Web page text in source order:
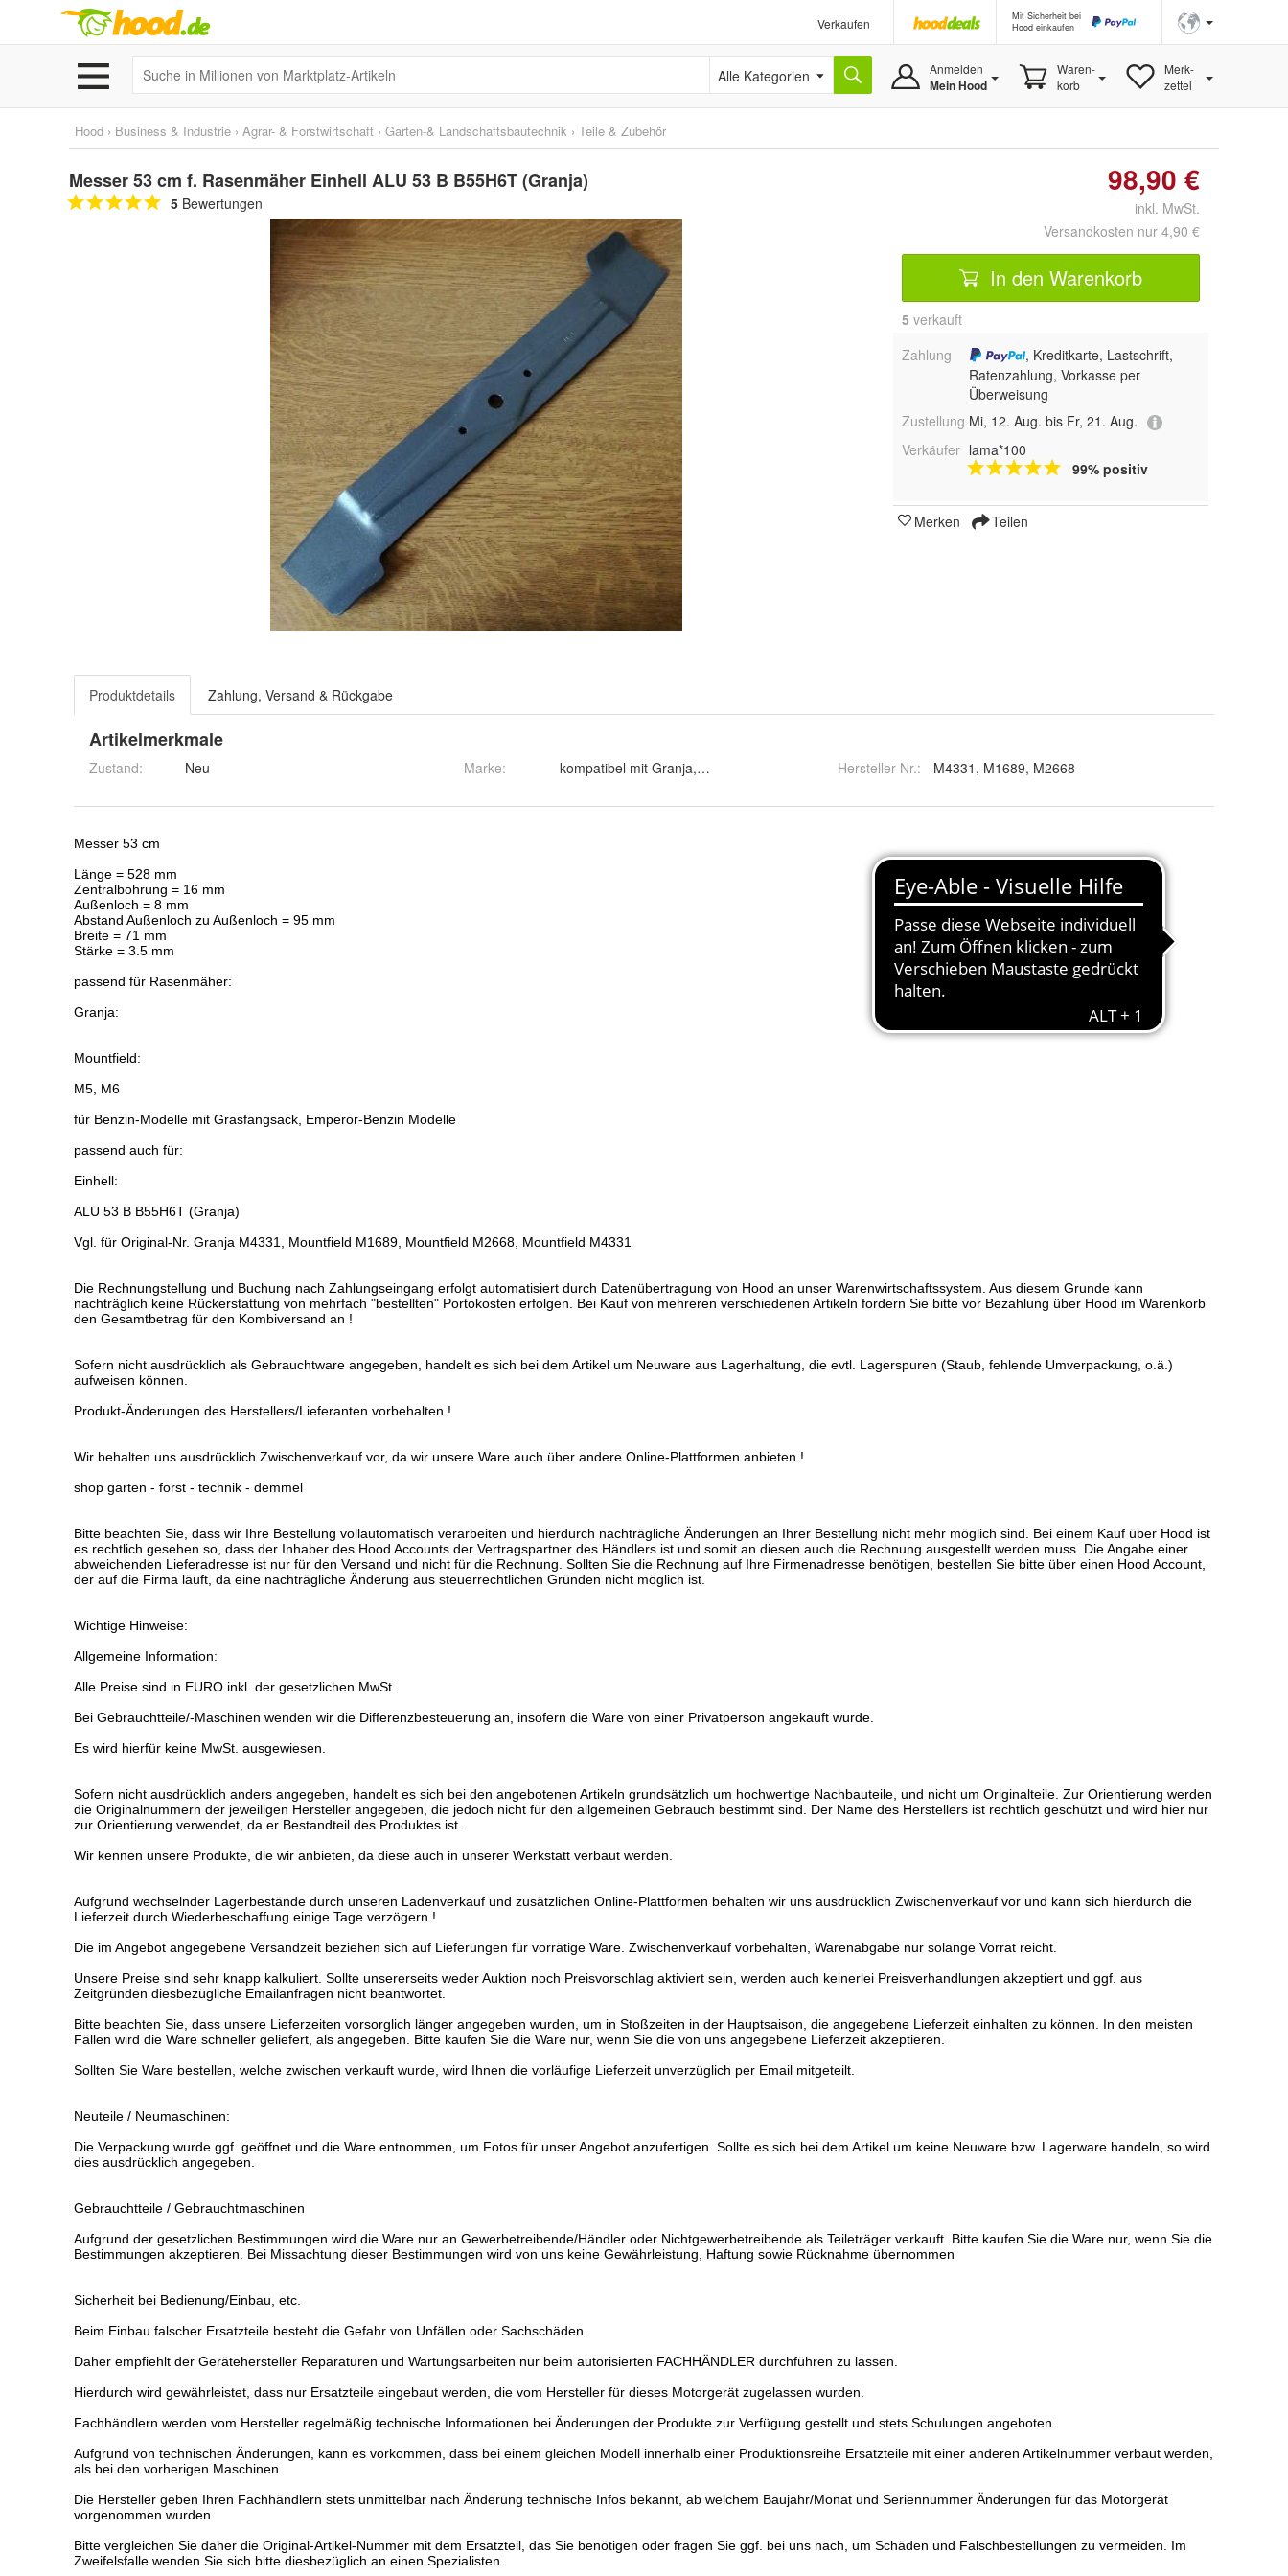
Verkaufen
Mit Sicherheit bei
Hood einkaufen
Alle Kategorien Anmelden
Mein Hood
Waren-
korb
Merk-
zettel
Hood › Business & Industrie › Agrar- & Forstwirtschaft › Garten-& Landschaftsbautechnik › Teile & Zubehör
Messer 53 cm f. Rasenmäher Einhell ALU 53 B B55H6T (Granja)
5 Bewertungen
98,90 €
inkl. MwSt.
Versandkosten nur 4,90 €
In den Warenkorb
5 verkauft
Zahlung
, Kreditkarte, Lastschrift,
Ratenzahlung, Vorkasse per
Überweisung
Zustellung Mi, 12. Aug. bis Fr, 21. Aug.
Verkäufer lama*100
99% positiv
Merken Teilen
Produktdetails Zahlung, Versand & Rückgabe
Artikelmerkmale
Zustand: Neu Marke: kompatibel mit Granja, Mountfield Hersteller Nr.: M4331, M1689, M2668